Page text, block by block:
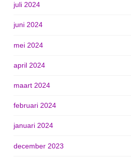
juli 2024
juni 2024
mei 2024
april 2024
maart 2024
februari 2024
januari 2024
december 2023